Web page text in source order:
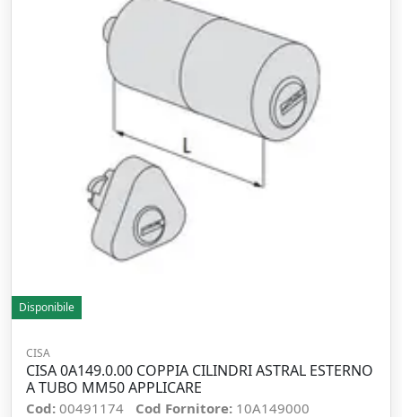
Disponibile
CISA
CISA 0A149.0.00 COPPIA CILINDRI ASTRAL ESTERNO
A TUBO MM50 APPLICARE
Cod: 00491174 Cod Fornitore: 10A149000